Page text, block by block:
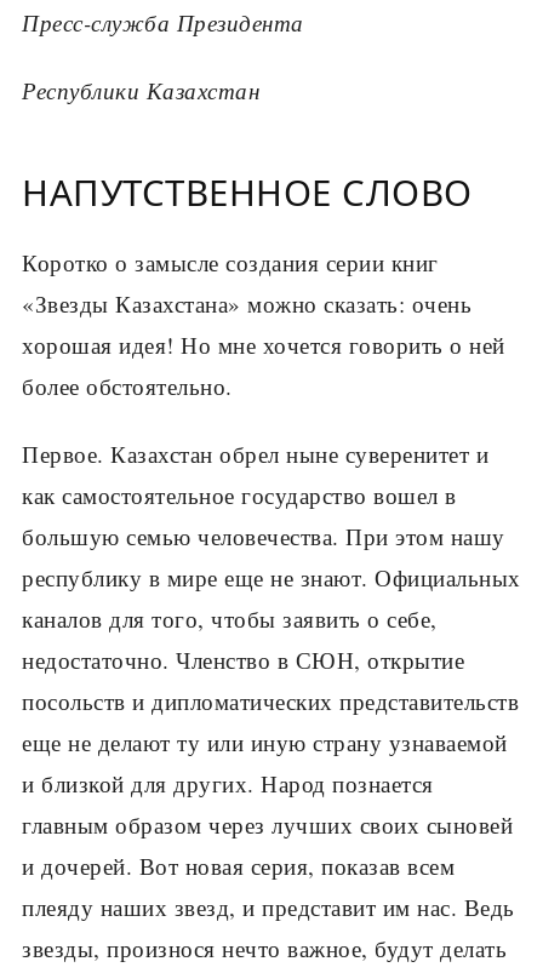
Пресс-служба Президента
Республики Казахстан
НАПУТСТВЕННОЕ СЛОВО
Коротко о замысле создания серии книг
«Звезды Казахстана» можно сказать: очень
хорошая идея! Но мне хочется говорить о ней
более обстоятельно.
Первое. Казахстан обрел ныне суверенитет и
как самостоятельное государство вошел в
большую семью человечества. При этом нашу
республику в мире еще не знают. Официальных
каналов для того, чтобы заявить о себе,
недостаточно. Членство в СЮН, открытие
посольств и дипломатических представительств
еще не делают ту или иную страну узнаваемой
и близкой для других. Народ познается
главным образом через лучших своих сыновей
и дочерей. Вот новая серия, показав всем
плеяду наших звезд, и представит им нас. Ведь
звезды, произнося нечто важное, будут делать